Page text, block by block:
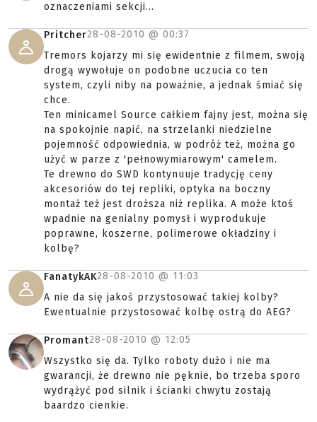
oznaczeniami sekcji...
Pritcher28-08-2010 @ 00:37
Tremors kojarzy mi się ewidentnie z filmem, swoją
drogą wywołuje on podobne uczucia co ten
system, czyli niby na poważnie, a jednak śmiać się
chce.
Ten minicamel Source całkiem fajny jest, można się
na spokojnie napić, na strzelanki niedzielne
pojemność odpowiednia, w podróż też, można go
użyć w parze z 'pełnowymiarowym' camelem.
Te drewno do SWD kontynuuje tradycję ceny
akcesoriów do tej repliki, optyka na boczny
montaż też jest droższa niż replika. A może ktoś
wpadnie na genialny pomysł i wyprodukuje
poprawne, koszerne, polimerowe okładziny i
kolbę?
FanatykAK28-08-2010 @ 11:03
A nie da się jakoś przystosować takiej kolby?
Ewentualnie przystosować kolbę ostrą do AEG?
Promant28-08-2010 @ 12:05
Wszystko się da. Tylko roboty dużo i nie ma
gwarancji, że drewno nie pęknie, bo trzeba sporo
wydrążyć pod silnik i ścianki chwytu zostają
baardzo cienkie.